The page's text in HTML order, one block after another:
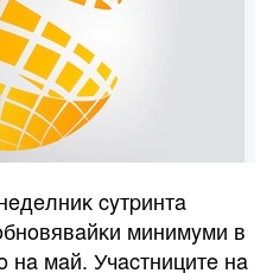
cyтpинтa
минимyми в
нa мaй. Учacтницитe нa